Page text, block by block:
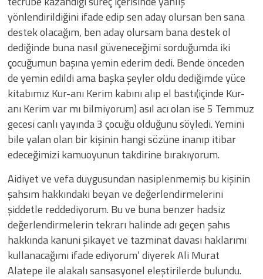
yönlendirildiğini ifade edip sen aday olursan ben sana
destek olacağım, ben aday olursam bana destek ol
dediğinde buna nasıl güveneceğimi sorduğumda iki
çocuğumun başına yemin ederim dedi. Bende önceden
de yemin edildi ama başka şeyler oldu dediğimde yüce
kitabımız Kur-anı Kerim kabını alıp el bastı(içinde Kur-
anı Kerim var mı bilmiyorum) asıl acı olan ise 5 Temmuz
gecesi canlı yayında 3 çocuğu olduğunu söyledi. Yemini
bile yalan olan bir kişinin hangi sözüne inanıp itibar
edeceğimizi kamuoyunun takdirine bırakıyorum.
Aidiyet ve vefa duygusundan nasiplenmemiş bu kişinin
şahsım hakkındaki beyan ve değerlendirmelerini
şiddetle reddediyorum. Bu ve buna benzer hadsiz
değerlendirmelerin tekrarı halinde adı geçen şahıs
hakkında kanuni şikayet ve tazminat davası haklarımı
kullanacağımı ifade ediyorum’ diyerek Ali Murat
Alatepe ile alakalı sansasyonel eleştirilerde bulundu.